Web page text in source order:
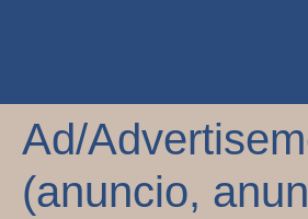
Ad/
(anuncio,